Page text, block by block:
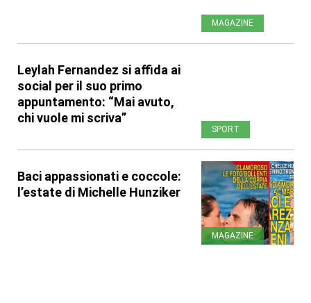
MAGAZINE
Leylah Fernandez si affida ai
social per il suo primo
appuntamento: “Mai avuto,
chi vuole mi scriva”
SPORT
Baci appassionati e coccole:
l’estate di Michelle Hunziker
MAGAZINE